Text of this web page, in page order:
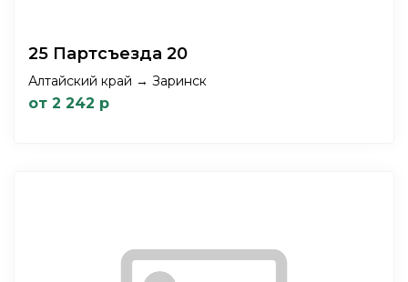
25 Партсъезда 20
Алтайский край → Заринск
от 2 242 р